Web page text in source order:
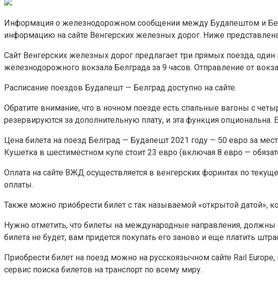
Информация о железнодорожном сообщении между Будапештом и
информацию на сайте Венгерских железных дорог. Ниже
Сайт Венгерских железных дорог предлагает три прямых поезда,
железнодорожного вокзала Белграда за 9 часов. Отправление от
Расписание поездов Будапешт — Белград доступно на сайте.
Обратите внимание, что в ночном поезде есть спальные вагоны с
резервируются за дополнительную плату, и эта функция
Цена билета на поезд Белград — Будапешт 2021 году — 50 евро за
Кушетка в шестиместном купе стоит 23 евро (включая 8 евро —
Оплата на сайте ВЖД осуществляется в венгерских форинтах по
оплаты.
Также можно приобрести билет с так называемой «открытой датой»,
Нужно отметить, что билеты на международные направления,
билета не будет, вам придется покупать его заново и еще платить
Приобрести билет на поезд можно на русскоязычном сайте Rail
сервис поиска билетов на транспорт по всему миру.